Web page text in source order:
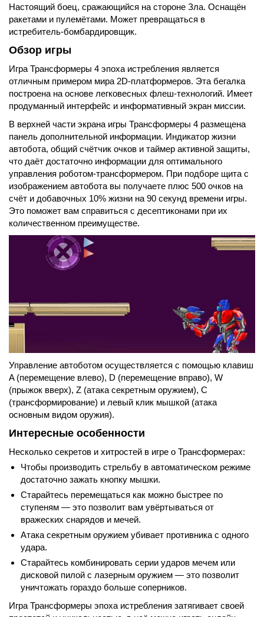
Настоящий боец, сражающийся на стороне Зла. Оснащён
ракетами и пулемётами. Может превращаться в
истребитель-бомбардировщик.
Обзор игры
Игра Трансформеры 4 эпоха истребления является
отличным примером мира 2D-платформеров. Эта бегалка
построена на основе легковесных флеш-технологий. Имеет
продуманный интерфейс и информативный экран миссии.
В верхней части экрана игры Трансформеры 4 размещена
панель дополнительной информации. Индикатор жизни
автобота, общий счётчик очков и таймер активной защиты,
что даёт достаточно информации для оптимального
управления роботом-трансформером. При подборе щита с
изображением автобота вы получаете плюс 500 очков на
счёт и добавочных 10% жизни на 90 секунд времени игры.
Это поможет вам справиться с десептиконами при их
количественном преимуществе.
Управление автоботом осуществляется с помощью клавиш
A (перемещение влево), D (перемещение вправо), W
(прыжок вверх), Z (атака секретным оружием), C
(трансформирование) и левый клик мышкой (атака
основным видом оружия).
Интересные особенности
Несколько секретов и хитростей в игре о Трансформерах:
Чтобы производить стрельбу в автоматическом режиме
достаточно зажать кнопку мышки.
Старайтесь перемещаться как можно быстрее по
ступеням — это позволит вам увёртываться от
вражеских снарядов и мечей.
Атака секретным оружием убивает противника с одного
удара.
Старайтесь комбинировать серии ударов мечем или
дисковой пилой с лазерным оружием — это позволит
уничтожать гораздо больше соперников.
Игра Трансформеры эпоха истребления затягивает своей